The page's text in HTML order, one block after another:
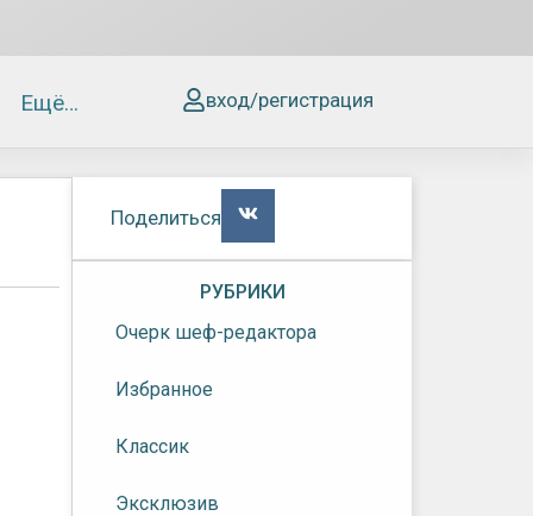
Ещё… вход/регистрация
Поделиться
РУБРИКИ
Очерк шеф-редактора
Избранное
Классик
Эксклюзив